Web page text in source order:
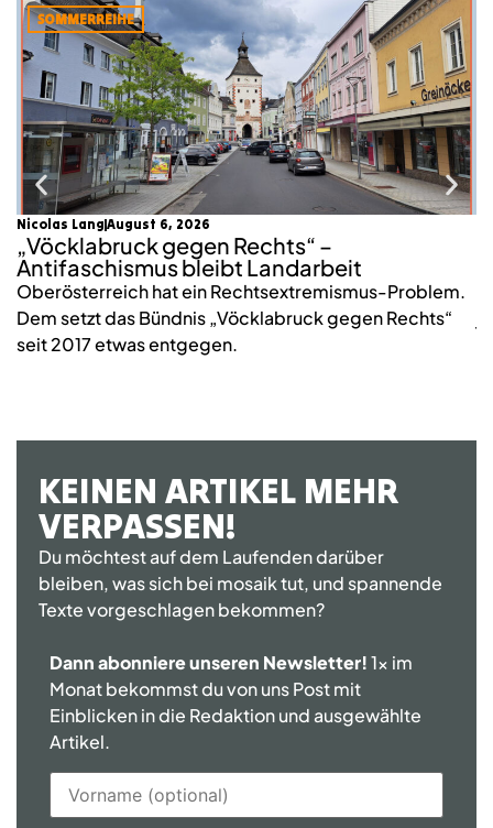
SOMMERREIHE
Nicolas Lang August 6, 2026
„Vöcklabruck gegen Rechts“ –
Antifaschismus bleibt Landarbeit
Oberösterreich hat ein Rechtsextremismus-Problem.
Dem setzt das Bündnis „Vöcklabruck gegen Rechts“
seit 2017 etwas entgegen.
KEINEN ARTIKEL MEHR
VERPASSEN!
Du möchtest auf dem Laufenden darüber
bleiben, was sich bei mosaik tut, und spannende
Texte vorgeschlagen bekommen?
Dann abonniere unseren Newsletter!1x im
Monat bekommst du von uns Post mit
Einblicken in die Redaktion und ausgewählte
Artikel.